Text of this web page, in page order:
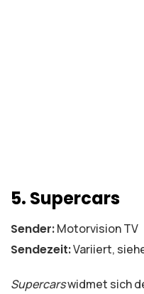
5. Supercars
Sender:Motorvision TV
Sendezeit:Variiert,
Supercarswidmet sich